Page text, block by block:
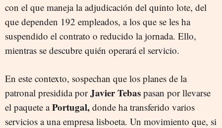
con el que maneja la adjudicación del quinto lote, del
que dependen 192 empleados, a los que se les ha
suspendido el contrato o reducido la jornada. Ello,
mientras se descubre quién operará el servicio.
En este contexto, sospechan que los planes de la
patronal presidida porJavier Tebas pasan por llevarse
el paquete aPortugal, donde ha transferido varios
servicios a una empresa lisboeta. Un movimiento que, si